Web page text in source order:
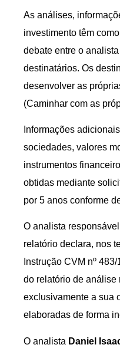
As análises,
investimento têm
debate entre o
destinatários. Os
desenvolver as
(Caminhar com as
Informações
sociedades, valores
instrumentos
obtidas mediante
por 5 anos conforme
O analista
relatório declara, nos
Instrução CVM nº
do relatório de análise
exclusivamente a sua
elaboradas de forma
O analista Daniel